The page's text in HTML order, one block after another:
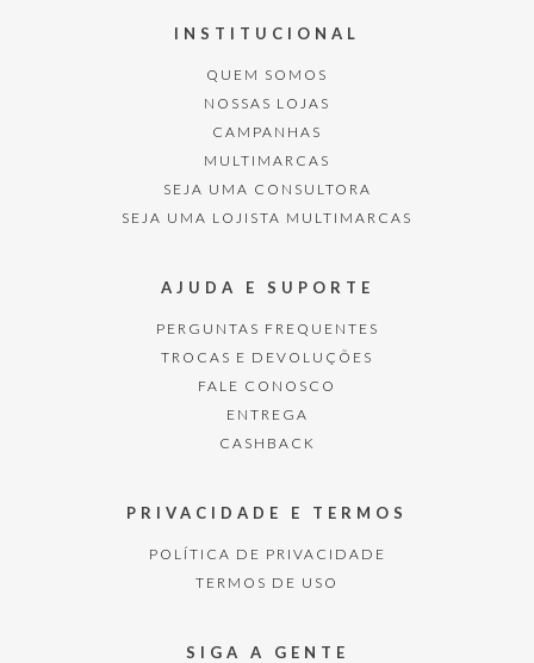
INSTITUCIONAL
QUEM SOMOS
NOSSAS LOJAS
CAMPANHAS
MULTIMARCAS
SEJA UMA CONSULTORA
SEJA UMA LOJISTA MULTIMARCAS
AJUDA E SUPORTE
PERGUNTAS FREQUENTES
TROCAS E DEVOLUÇÕES
FALE CONOSCO
ENTREGA
CASHBACK
PRIVACIDADE E TERMOS
POLÍTICA DE PRIVACIDADE
TERMOS DE USO
SIGA A GENTE